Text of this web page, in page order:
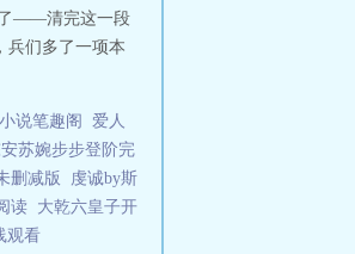
了——清完这一段
兵们多了一项本
说笔趣阁
爱人
安苏婉步步登阶完
删减版
虔诚by斯
读 大乾六皇子开
观看